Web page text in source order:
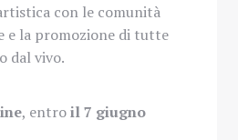
con le comunità
e la promozione di tutte
dal vivo.
, entroil 7 giugno